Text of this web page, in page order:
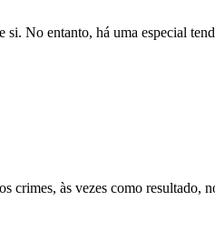
No entanto, há uma especial
às vezes como resultado,